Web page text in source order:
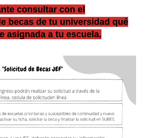
consultar con el
becas de tu universidad qué
asignada a tu escuela.